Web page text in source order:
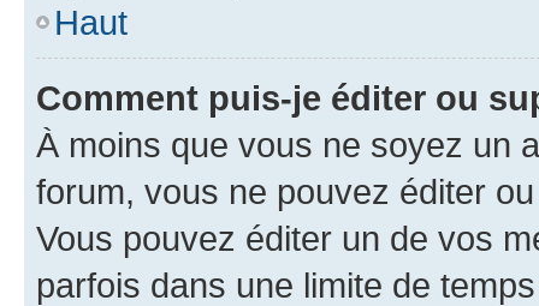
Haut
Comment puis-je éditer ou
À moins que vous ne soyez un
forum, vous ne pouvez éditer
Vous pouvez éditer un de vos
parfois dans une limite de